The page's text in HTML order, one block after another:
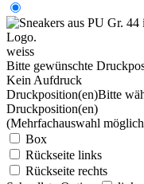
weiss
Bitte gewünschte
Kein Aufdruck
Druckposition(en)Bitte
Druckposition(en)
(Mehrfachauswahl
Box
Rückseite links
Rückseite rechts